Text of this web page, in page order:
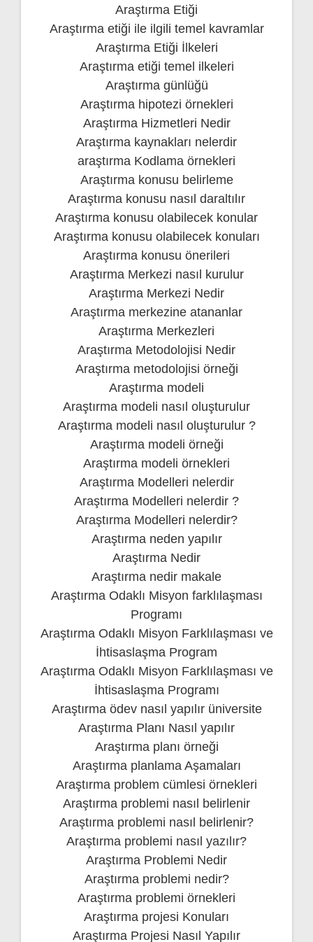
Araştırma Etiği
Araştırma etiği ile ilgili temel kavramlar
Araştırma Etiği İlkeleri
Araştırma etiği temel ilkeleri
Araştırma günlüğü
Araştırma hipotezi örnekleri
Araştırma Hizmetleri Nedir
Araştırma kaynakları nelerdir
araştırma Kodlama örnekleri
Araştırma konusu belirleme
Araştırma konusu nasıl daraltılır
Araştırma konusu olabilecek konular
Araştırma konusu olabilecek konuları
Araştırma konusu önerileri
Araştırma Merkezi nasıl kurulur
Araştırma Merkezi Nedir
Araştırma merkezine atananlar
Araştırma Merkezleri
Araştırma Metodolojisi Nedir
Araştırma metodolojisi örneği
Araştırma modeli
Araştırma modeli nasıl oluşturulur
Araştırma modeli nasıl oluşturulur ?
Araştırma modeli örneği
Araştırma modeli örnekleri
Araştırma Modelleri nelerdir
Araştırma Modelleri nelerdir ?
Araştırma Modelleri nelerdir?
Araştırma neden yapılır
Araştırma Nedir
Araştırma nedir makale
Araştırma Odaklı Misyon farklılaşması
Programı
Araştırma Odaklı Misyon Farklılaşması ve
İhtisaslaşma Program
Araştırma Odaklı Misyon Farklılaşması ve
İhtisaslaşma Programı
Araştırma ödev nasıl yapılır üniversite
Araştırma Planı Nasıl yapılır
Araştırma planı örneği
Araştırma planlama Aşamaları
Araştırma problem cümlesi örnekleri
Araştırma problemi nasıl belirlenir
Araştırma problemi nasıl belirlenir?
Araştırma problemi nasıl yazılır?
Araştırma Problemi Nedir
Araştırma problemi nedir?
Araştırma problemi örnekleri
Araştırma projesi Konuları
Araştırma Projesi Nasıl Yapılır